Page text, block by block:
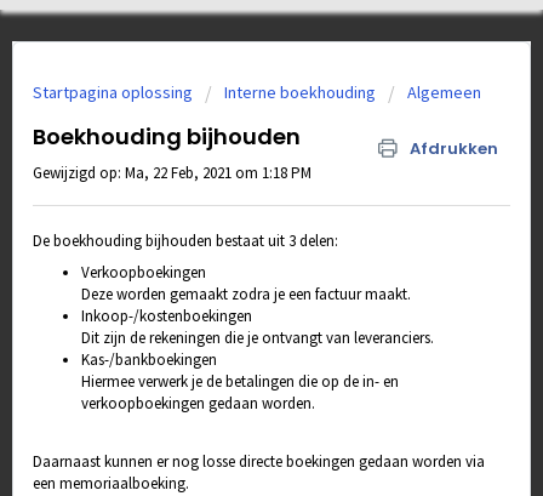
Startpagina oplossing Interne boekhouding Algemeen
Boekhouding bijhouden Afdrukken
Gewijzigd op: Ma, 22 Feb, 2021 om 1:18 PM
De boekhouding bijhouden bestaat uit 3 delen:
Verkoopboekingen
Deze worden gemaakt zodra je een factuur maakt.
Inkoop-/kostenboekingen
Dit zijn de rekeningen die je ontvangt van leveranciers.
Kas-/bankboekingen
Hiermee verwerk je de betalingen die op de in- en
verkoopboekingen gedaan worden.
Daarnaast kunnen er nog losse directe boekingen gedaan worden via
een memoriaalboeking.